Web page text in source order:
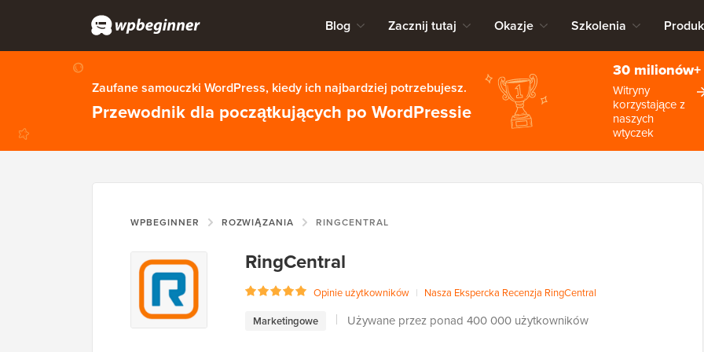
Blog Zacznij tutaj Okazje Szkolenia
Zaufane samouczki WordPress, kiedy ich najbardziej potrzebujesz.
Przewodnik dla początkujących po WordPressie
30 milionów+
Witryny
korzystające z
naszych
wtyczek
WPBEGINNER ROZWIĄZANIA RINGCENTRAL
RingCentral
Opinie użytkowników | Nasza Ekspercka Recenzja RingCentral
Marketingowe Używane przez ponad 400 000 użytkowników